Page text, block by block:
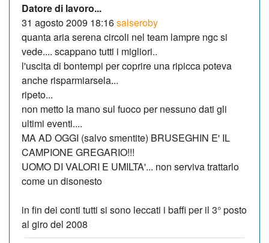
Datore di lavoro...
31 agosto 2009 18:16salseroby
quanta aria serena circoli nel team lampre ngc si
vede.... scappano tutti i migliori..
l'uscita di bontempi per coprire una ripicca poteva
anche risparmiarsela...
ripeto...
non metto la mano sul fuoco per nessuno dati gli
ultimi eventi....
MA AD OGGI (salvo smentite) BRUSEGHIN E' IL
CAMPIONE GREGARIO!!!
UOMO DI VALORI E UMILTA'... non serviva trattarlo
come un disonesto
in fin dei conti tutti si sono leccati i baffi per il 3° posto
al giro del 2008